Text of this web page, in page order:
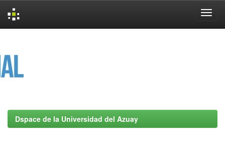
Dspace de la Universidad del Azuay